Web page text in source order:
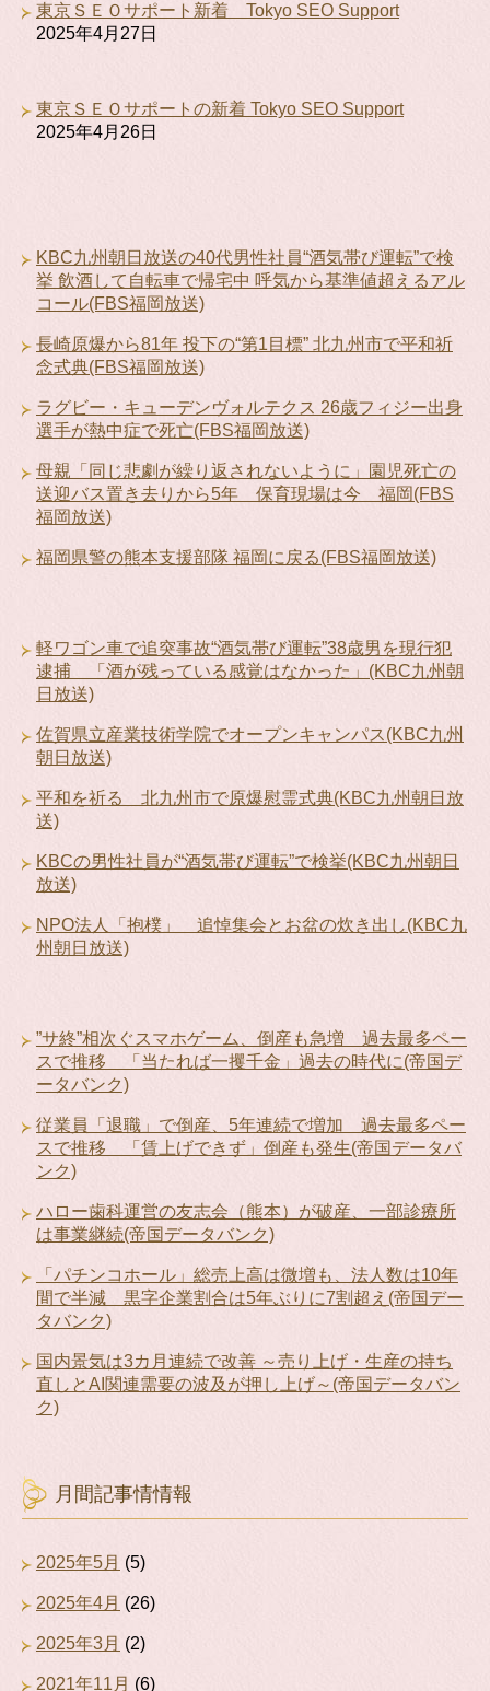
東京ＳＥＯサポート新着 Tokyo SEO Support
2025年4月27日
東京ＳＥＯサポートの新着 Tokyo SEO Support
2025年4月26日
KBC九州朝日放送の40代男性社員“酒気帯び運転”で検
挙 飲酒して自転車で帰宅中 呼気から基準値超えるアル
コール(FBS福岡放送)
長崎原爆から81年 投下の“第1目標” 北九州市で平和祈
念式典(FBS福岡放送)
ラグビー・キューデンヴォルテクス 26歳フィジー出身
選手が熱中症で死亡(FBS福岡放送)
母親「同じ悲劇が繰り返されないように」園児死亡の
送迎バス置き去りから5年 保育現場は今 福岡(FBS
福岡放送)
福岡県警の熊本支援部隊 福岡に戻る(FBS福岡放送)
軽ワゴン車で追突事故“酒気帯び運転”38歳男を現行犯
逮捕 「酒が残っている感覚はなかった」(KBC九州朝
日放送)
佐賀県立産業技術学院でオープンキャンパス(KBC九州
朝日放送)
平和を祈る 北九州市で原爆慰霊式典(KBC九州朝日放
送)
KBCの男性社員が“酒気帯び運転”で検挙(KBC九州朝日
放送)
NPO法人「抱樸」 追悼集会とお盆の炊き出し(KBC九
州朝日放送)
”サ終”相次ぐスマホゲーム、倒産も急増 過去最多ペー
スで推移 「当たれば一攫千金」過去の時代に(帝国デ
ータバンク)
従業員「退職」で倒産、5年連続で増加 過去最多ペー
スで推移 「賃上げできず」倒産も発生(帝国データバ
ンク)
ハロー歯科運営の友志会（熊本）が破産、一部診療所
は事業継続(帝国データバンク)
「パチンコホール」総売上高は微増も、法人数は10年
間で半減 黒字企業割合は5年ぶりに7割超え(帝国デー
タバンク)
国内景気は3カ月連続で改善 ～売り上げ・生産の持ち
直しとAI関連需要の波及が押し上げ～(帝国データバン
ク)
月間記事情情報
2025年5月 (5)
2025年4月 (26)
2025年3月 (2)
2021年11月 (6)